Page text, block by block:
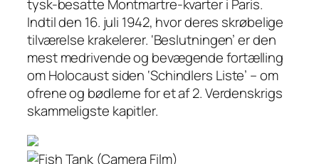
tysk-besatte Montmartre-kvarter i Paris.
Indtil den 16. juli 1942, hvor deres skrøbelige
tilværelse krakelerer. ‘Beslutningen’ er den
mest medrivende og bevægende fortælling
om Holocaust siden ‘Schindlers Liste’ – om
ofrene og bødlerne for et af 2. Verdenskrigs
skammeligste kapitler.